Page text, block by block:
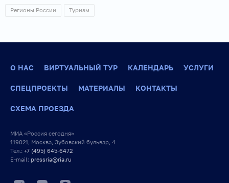
Регионы России Туризм
О НАС ВИРТУАЛЬНЫЙ ТУР КАЛЕНДАРЬ УСЛУГИ
СПЕЦПРОЕКТЫ МАТЕРИАЛЫ КОНТАКТЫ
СХЕМА ПРОЕЗДА
МИА «Россия сегодня»
119021, Москва, Зубовский бульвар, 4
Тел.: +7 (495) 645-6472
E-mail: pressria@ria.ru